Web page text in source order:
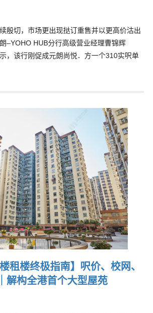
殷切，市场更出现挞订重售并以更高价沽出
–YOHO HUB分行高级营业经理曹锦辉
，该行刚促成元朗尚悦．方一个310实呎单
租楼终极指南】呎价、校网、
解构全港首个大型屋苑